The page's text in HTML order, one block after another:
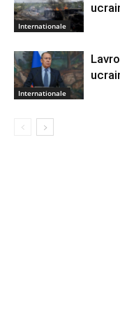
Internationale
Internationale